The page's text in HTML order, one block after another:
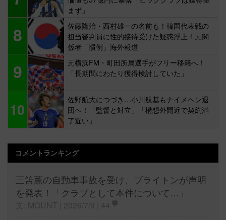
まず」
8
佐藤隆治・西村雄一の名前も！韓国代表戦の
担当審判員に性的接待受けた疑惑浮上！元関
係者「慣例」海外報道
9
元横浜FM・町田所属選手がフリー移籍へ！
「長期間にわたり獲得検討していた」
10
佐野航大につづき…小川航基もナイメヘン退
団へ！「監督と対立」「構想外間近で契約満
了近い」
コメントランキング
三笘薫の自動車事故を受け、ブライトンが声明
を発表！「クラブとして本件について…」